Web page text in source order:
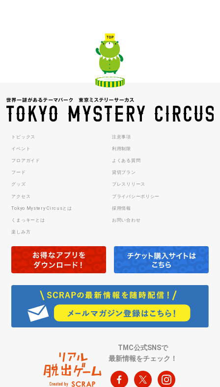
トピックス
イベント
フロアガイド
フード
グッズ
アクセス
Tokyo Mystery Circusとは
くまっキーとは
楽しみ方
注意事項
利用制限
よくある質問
貸切プラン
プレスリリース
プライバシーポリシー
採用情報
お問い合わせ
TMC公式SNSで
最新情報をチェック！